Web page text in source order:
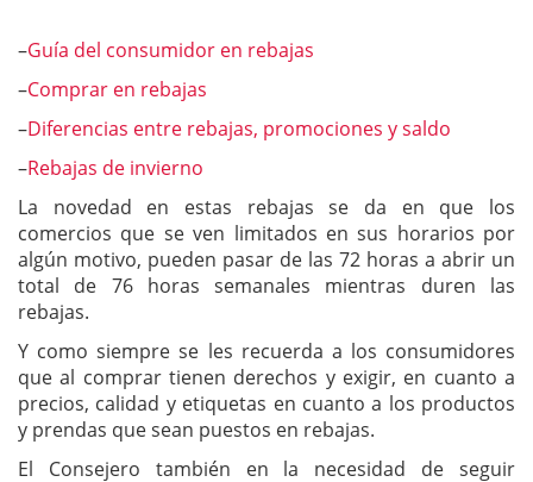
–Guía del consumidor en rebajas
–Comprar en rebajas
–Diferencias entre rebajas, promociones y saldo
–Rebajas de invierno
La novedad en estas rebajas se da en que los
comercios que se ven limitados en sus horarios por
algún motivo, pueden pasar de las 72 horas a abrir un
total de 76 horas semanales mientras duren las
rebajas.
Y como siempre se les recuerda a los consumidores
que al comprar tienen derechos y exigir, en cuanto a
precios, calidad y etiquetas en cuanto a los productos
y prendas que sean puestos en rebajas.
El Consejero también en la necesidad de seguir